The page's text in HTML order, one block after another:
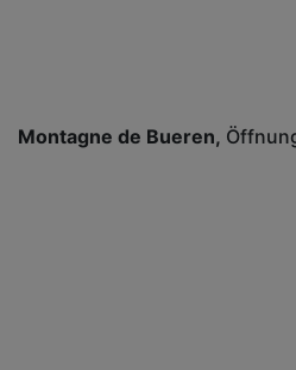
Montagne de Bueren